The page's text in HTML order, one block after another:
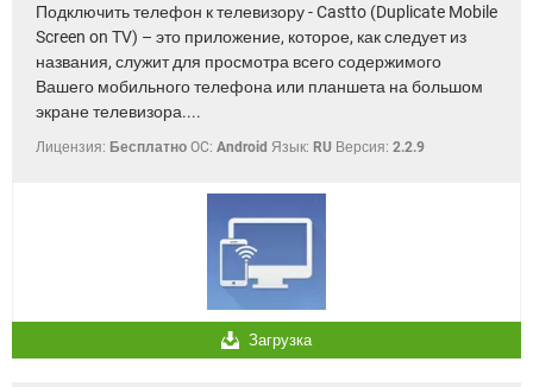
Подключить телефон к телевизору - Castto (Duplicate Mobile
Screen on TV) – это приложение, которое, как следует из
названия, служит для просмотра всего содержимого
Вашего мобильного телефона или планшета на большом
экране телевизора....
Лицензия: Бесплатно OC: Android Язык: RU Версия: 2.2.9
Загрузка